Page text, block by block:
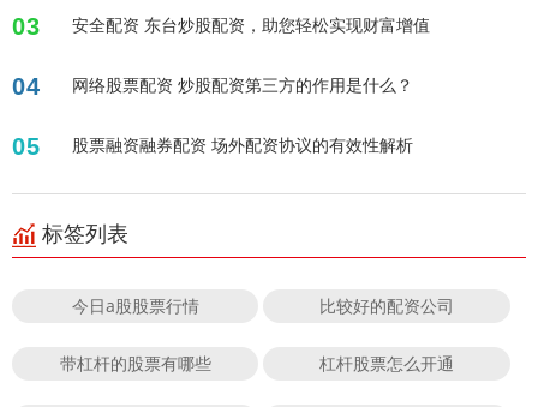
03 安全配资 东台炒股配资，助您轻松实现财富增值
04 网络股票配资 炒股配资第三方的作用是什么？
05 股票融资融券配资 场外配资协议的有效性解析
标签列表
今日a股股票行情 比较好的配资公司
带杠杆的股票有哪些 杠杆股票怎么开通